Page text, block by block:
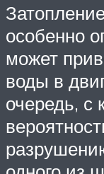
особенно
может
воды в
очередь, с